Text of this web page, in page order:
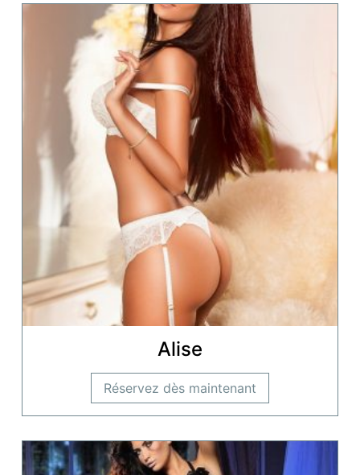
Alise
Réservez dès maintenant